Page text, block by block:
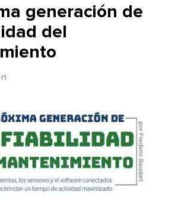
generación de
del